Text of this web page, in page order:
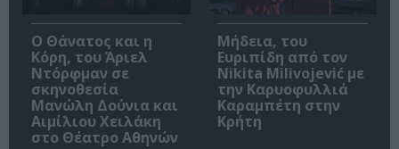
Ο Θάνατος και η
Κόρη, του Άριελ
Ντόρφμαν σε
σκηνοθεσία
Μανώλη Δούνια και
Αιμίλιου Χειλάκη
στο Θέατρο Αθηνών
Μήδεια, του
Ευριπίδη από τον
Nikita Milivojević με
την Καρυοφυλλιά
Καραμπέτη στην
Κρήτη